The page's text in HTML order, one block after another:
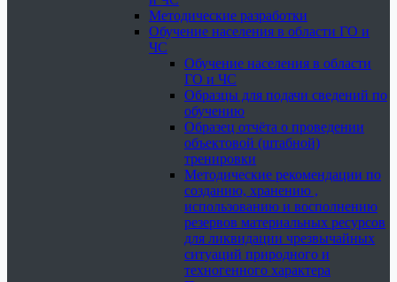
Методические разработки
Обучение населения в области ГО и
ЧС
Обучение населения в области
ГО и ЧС
Образцы для подачи сведений по
обучению
Образец отчёта о проведении
объектовой (штабной)
тренировки
Методические рекомендации по
созданию, хранению ,
использованию и восполнению
резервов материальных ресурсов
для ликвидации чрезвычайных
ситуаций природного и
техногенного характера